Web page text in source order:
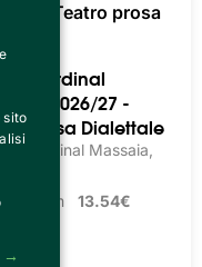
Cardinal
2026/27 -
Prosa Dialettale
Cardinal Massaia,
sito
→